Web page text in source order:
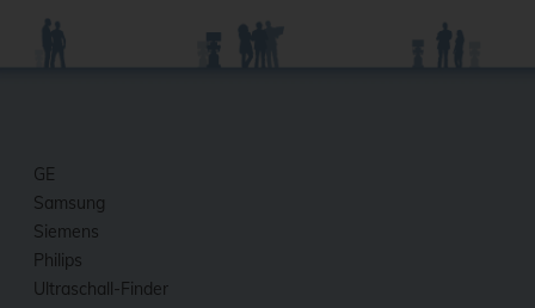
GE
Samsung
Siemens
Philips
Ultraschall-Finder